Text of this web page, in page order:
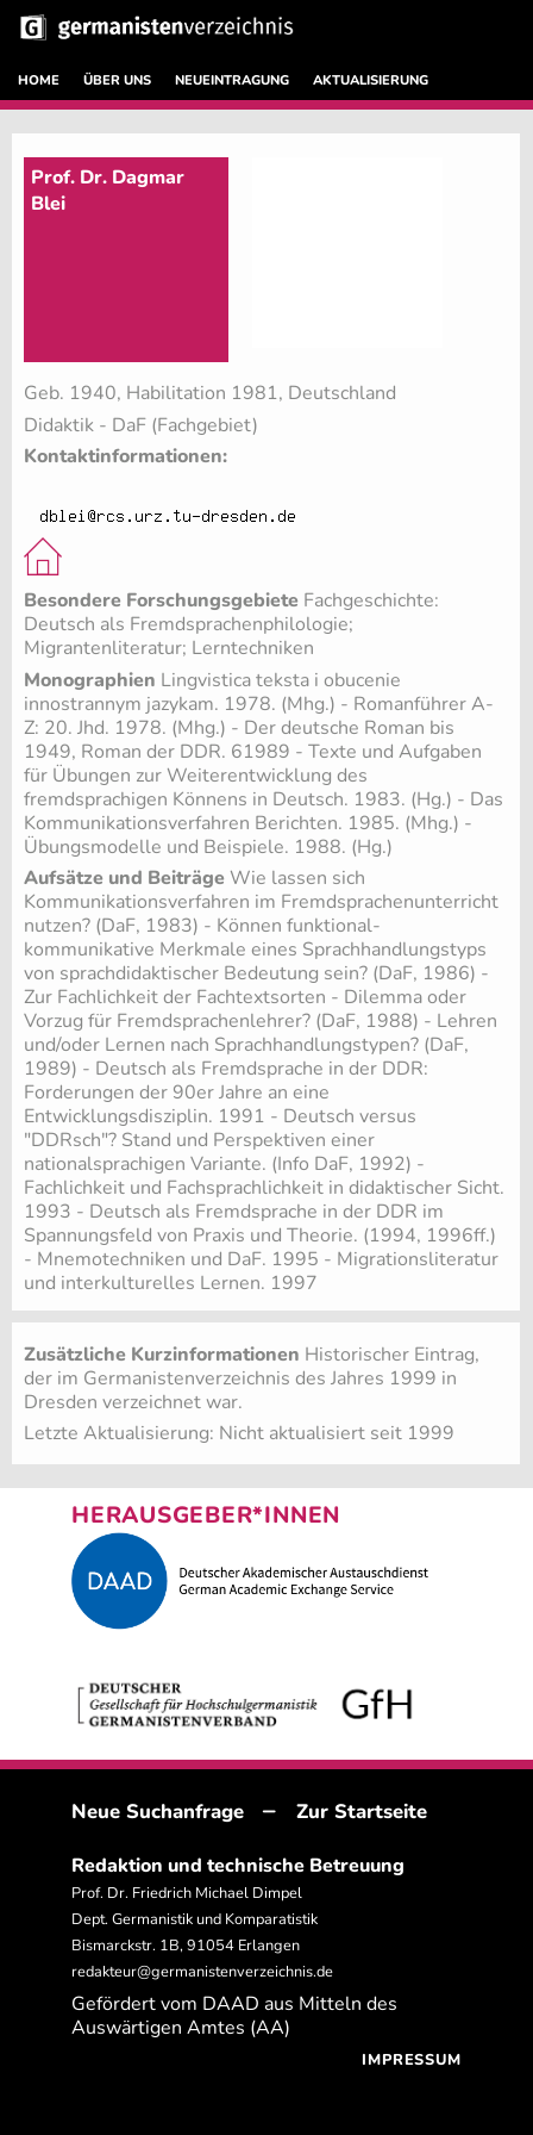
HOME ÜBER UNS NEUEINTRAGUNG AKTUALISIERUNG
Prof. Dr. Dagmar
Blei
Geb. 1940, Habilitation 1981, Deutschland
Didaktik - DaF (Fachgebiet)
Kontaktinformationen:
Besondere Forschungsgebiete Fachgeschichte:
Deutsch als Fremdsprachenphilologie;
Migrantenliteratur; Lerntechniken
Monographien Lingvistica teksta i obucenie
innostrannym jazykam. 1978. (Mhg.) - Romanführer A-
Z: 20. Jhd. 1978. (Mhg.) - Der deutsche Roman bis
1949, Roman der DDR. 61989 - Texte und Aufgaben
für Übungen zur Weiterentwicklung des
fremdsprachigen Könnens in Deutsch. 1983. (Hg.) - Das
Kommunikationsverfahren Berichten. 1985. (Mhg.) -
Übungsmodelle und Beispiele. 1988. (Hg.)
Aufsätze und BeiträgeWie lassen sich
Kommunikationsverfahren im Fremdsprachenunterricht
nutzen? (DaF, 1983) - Können funktional-
kommunikative Merkmale eines Sprachhandlungstyps
von sprachdidaktischer Bedeutung sein? (DaF, 1986) -
Zur Fachlichkeit der Fachtextsorten - Dilemma oder
Vorzug für Fremdsprachenlehrer? (DaF, 1988) - Lehren
und/oder Lernen nach Sprachhandlungstypen? (DaF,
1989) - Deutsch als Fremdsprache in der DDR:
Forderungen der 90er Jahre an eine
Entwicklungsdisziplin. 1991 - Deutsch versus
"DDRsch"? Stand und Perspektiven einer
nationalsprachigen Variante. (Info DaF, 1992) -
Fachlichkeit und Fachsprachlichkeit in didaktischer Sicht.
1993 - Deutsch als Fremdsprache in der DDR im
Spannungsfeld von Praxis und Theorie. (1994, 1996ff.)
- Mnemotechniken und DaF. 1995 - Migrationsliteratur
und interkulturelles Lernen. 1997
Zusätzliche Kurzinformationen Historischer Eintrag,
der im Germanistenverzeichnis des Jahres 1999 in
Dresden verzeichnet war.
Letzte Aktualisierung: Nicht aktualisiert seit 1999
HERAUSGEBER*INNEN
Neue Suchanfrage – Zur Startseite
Redaktion und technische Betreuung
Prof. Dr. Friedrich Michael Dimpel
Dept. Germanistik und Komparatistik
Bismarckstr. 1B, 91054 Erlangen
redakteur@germanistenverzeichnis.de
Gefördert vom DAAD aus Mitteln des
Auswärtigen Amtes (AA)
IMPRESSUM